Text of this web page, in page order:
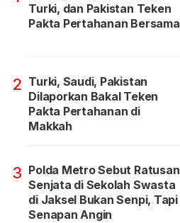
Turki, dan Pakistan Teken
Pakta Pertahanan Bersama
2 Turki, Saudi, Pakistan
Dilaporkan Bakal Teken
Pakta Pertahanan di
Makkah
3 Polda Metro Sebut Ratusan
Senjata di Sekolah Swasta
di Jaksel Bukan Senpi, Tapi
Senapan Angin